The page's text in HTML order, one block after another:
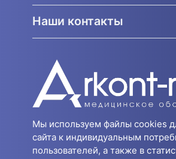
Наши контакты
Мы используем файлы cookies
сайта к индивидуальным
пользователей, а также в